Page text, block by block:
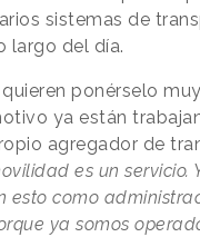
sistemas de
largo del día.
quieren ponérselo
ya están
agregador de
es un servicio.
esto como
ya somos